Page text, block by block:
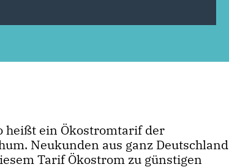
heißt ein Ökostromtarif der
Neukunden aus ganz Deutschland
Tarif Ökostrom zu günstigen